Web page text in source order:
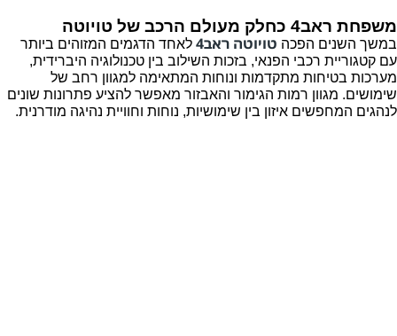
משפחת ראב4 כחלק מעולם הרכב של טויוטה
במשך השנים הפכה טויוטה ראב4
לאחד הדגמים המזוהים ביותר
עם קטגוריית רכבי הפנאי, בזכות השילוב בין טכנולוגיה היברידית,
מערכות בטיחות מתקדמות ונוחות המתאימה למגוון רחב של
שימושים. מגוון רמות הגימור והאבזור מאפשר להציע פתרונות שונים
לנהגים המחפשים איזון בין שימושיות, נוחות וחוויית נהיגה מודרנית.